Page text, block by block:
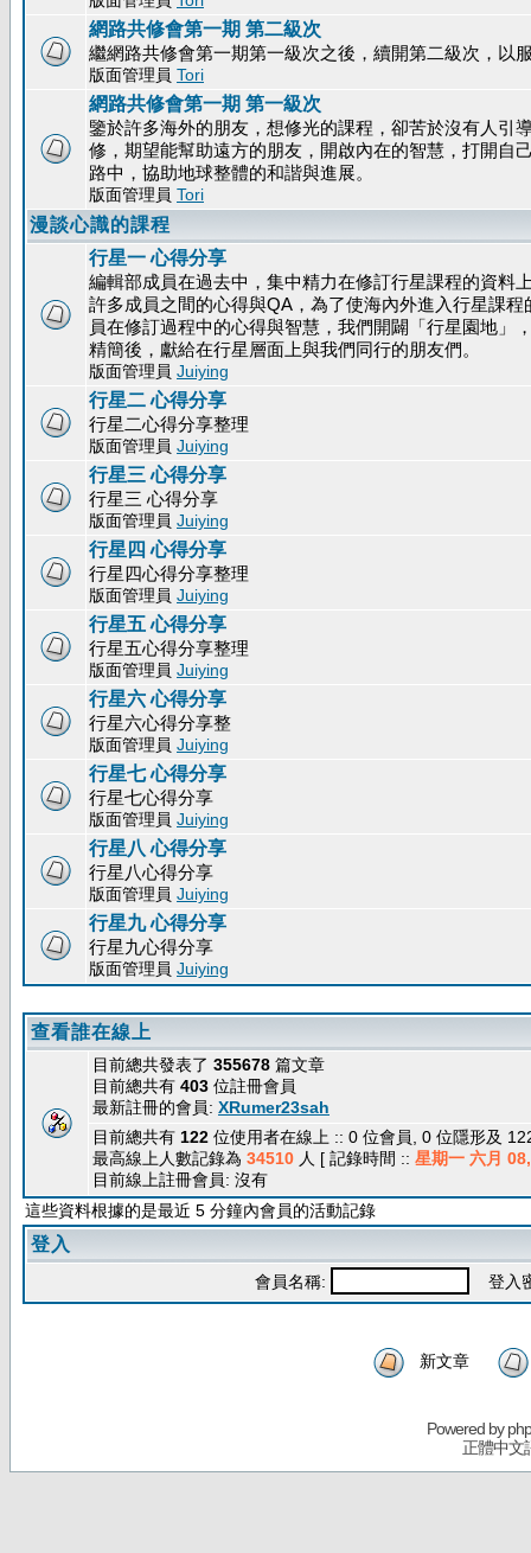
網路共修會第一期 第二級次
繼網路共修會第一期第一級次之後，續開第二級次，以
版面管理員 Tori
網路共修會第一期 第一級次
鑒於許多海外的朋友，想修光的課程，卻苦於沒有人引
修，期望能幫助遠方的朋友，開啟內在的智慧，打開自
路中，協助地球整體的和諧與進展。
版面管理員 Tori
漫談心識的課程
行星一 心得分享
編輯部成員在過去中，集中精力在修訂行星課程的資料
許多成員之間的心得與QA，為了使海內外進入行星課
員在修訂過程中的心得與智慧，我們開闢「行星園地」
精簡後，獻給在行星層面上與我們同行的朋友們。
版面管理員 Juiying
行星二 心得分享
行星二心得分享整理
版面管理員 Juiying
行星三 心得分享
行星三 心得分享
版面管理員 Juiying
行星四 心得分享
行星四心得分享整理
版面管理員 Juiying
行星五 心得分享
行星五心得分享整理
版面管理員 Juiying
行星六 心得分享
行星六心得分享整
版面管理員 Juiying
行星七 心得分享
行星七心得分享
版面管理員 Juiying
行星八 心得分享
行星八心得分享
版面管理員 Juiying
行星九 心得分享
行星九心得分享
版面管理員 Juiying
查看誰在線上
目前總共發表了 355678 篇文章
目前總共有 403 位註冊會員
最新註冊的會員: XRumer23sah
目前總共有 122 位使用者在線上 :: 0 位會員, 0 位隱形及
最高線上人數記錄為 34510 人 [ 記錄時間 :: 星期一 六月
目前線上註冊會員: 沒有
這些資料根據的是最近 5 分鐘內會員的活動記錄
登入
會員名稱: 登入
新文章
Powered by
正體中文